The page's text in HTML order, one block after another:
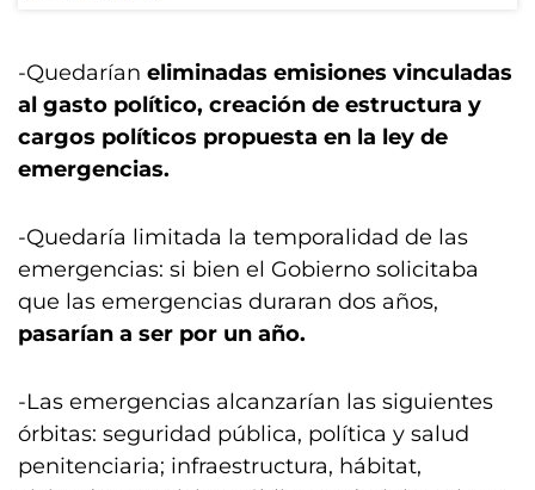
-Quedarían eliminadas emisiones vinculadas
al gasto político, creación de estructura y
cargos políticos propuesta en la ley de
emergencias.
-Quedaría limitada la temporalidad de las
emergencias: si bien el Gobierno solicitaba
que las emergencias duraran dos años,
pasarían a ser por un año.
-Las emergencias alcanzarían las siguientes
órbitas: seguridad pública, política y salud
penitenciaria; infraestructura, hábitat,